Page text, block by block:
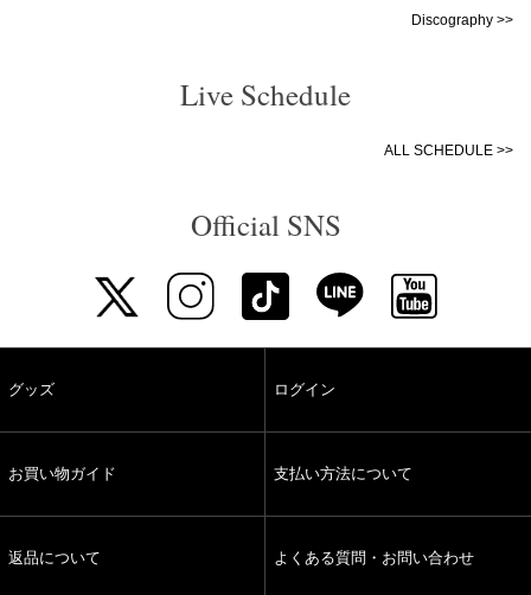
Discography >>
Live Schedule
ALL SCHEDULE >>
Official SNS
グッズ ログイン
お買い物ガイド 支払い方法について
返品について よくある質問・お問い合わせ